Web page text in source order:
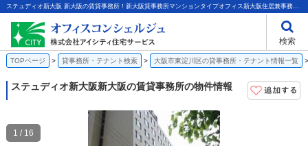
検索
ステュディオ新大阪 新大阪の賃貸事務所！新大阪貸事務所マンションタイプオフィス新大阪住居兼事務所新大阪駅徒歩3分敷金礼金0円｜株式会社アイシティ住宅サービス
TOPページ 貸事務所・テナント検索 大阪市東淀川区の貸事務所・テナント情報一覧
ステュディオ新大阪新大阪の賃貸事務所の物件情報
1 / 16